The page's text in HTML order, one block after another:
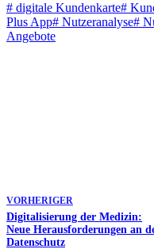
# digitale Kundenkarte#
Plus App# Nutzeranalyse#
Angebote
VORHERIGER
Digitalisierung der Medizin:
Neue Herausforderungen an
Datenschutz